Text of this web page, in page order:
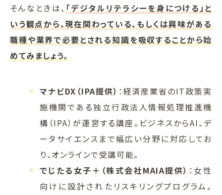
そんなときは、 「デジタルリテラシーを身につける」と
いう観点から、現在関わっている、もしくは興味がある
職種や業界で必要とされる知識を吸収することから始
めてみましょう。
マナビDX（IPA提供） ：経済産業省のIT政策実
施機関である独立行政法人情報処理推進機
構（IPA）が運営する講座。ビジネスからAI、デ
ータサイエンスまで幅広い分野に対応してお
り、オンラインで受講可能。
でじたる女子＋（株式会社MAIA提供） ：女性
向けに設計されたリスキリングプログラム。